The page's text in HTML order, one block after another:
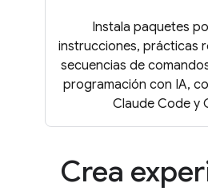
Instala paquetes
instrucciones, prácticas
secuencias de
programación con IA,
Claude Code y
Crea